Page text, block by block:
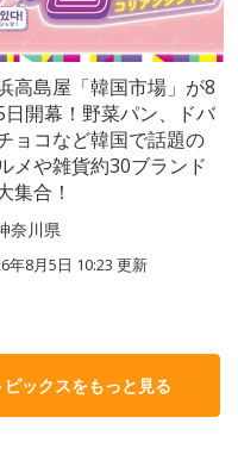
高島屋「韓国市場」が8
日開幕！野菜パン、ドバ
ョコなど韓国で話題の
メや雑貨約30ブランド
集合！
奈川県
年8月5日 10:23 更新
ックスをもっと見る